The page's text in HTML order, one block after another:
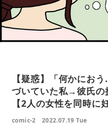
【疑惑】「何かにお
づいていた私→彼氏
【2人の女性を同時に
comic-2 2022.07.19 Tue